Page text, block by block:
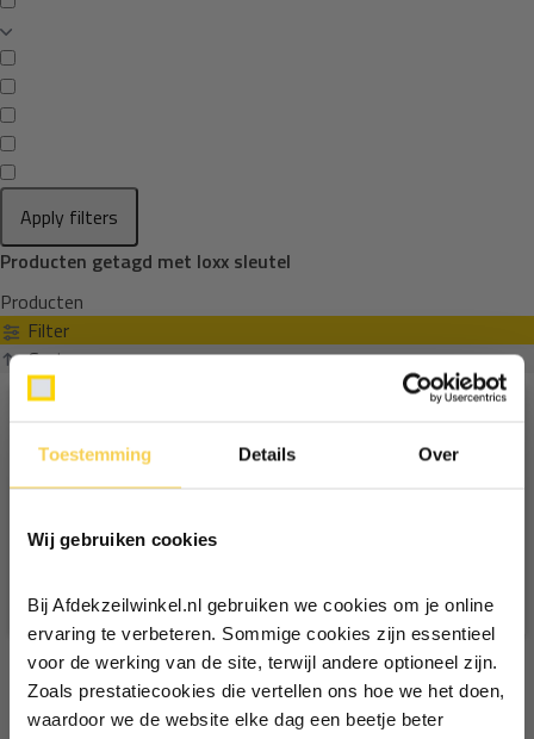
Toestemming Details Over
Wij gebruiken cookies
Bij Afdekzeilwinkel.nl gebruiken we cookies om je online
ervaring te verbeteren. Sommige cookies zijn essentieel
voor de werking van de site, terwijl andere optioneel zijn.
Zoals prestatiecookies die vertellen ons hoe we het doen,
waardoor we de website elke dag een beetje beter
Apply filters
Producten getagd met loxx sleutel
Producten
Filter
Sorteren op
Ontvang €5,- korting!
Schrijf je in voor de nieuwsbrief en
Vul je e-mailadres in‍⁪⁪
Particulier Zakelijk